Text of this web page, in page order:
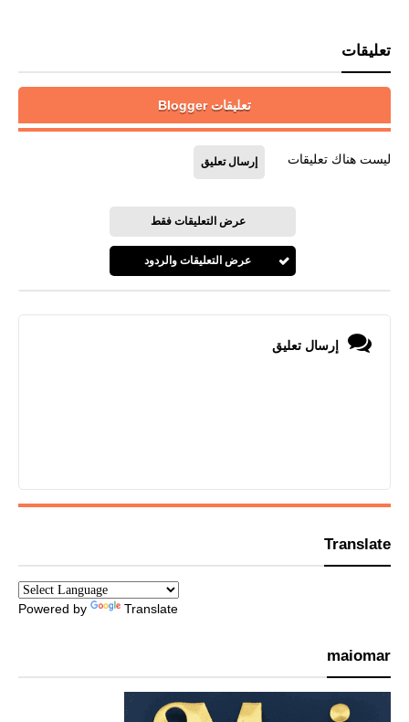
تعليقات
تعليقات Blogger
ليست هناك تعليقات إرسال تعليق
عرض التعليقات فقط
عرض التعليقات والردود
إرسال تعليق
Translate
Powered by Translate
maiomar